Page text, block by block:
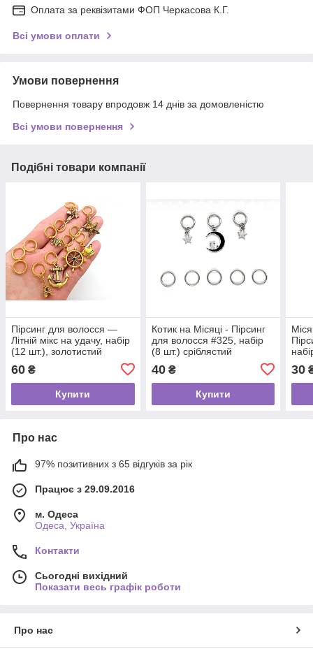
Оплата за реквізитами ФОП Черкасова К.Г.
Всі умови оплати
Умови повернення
Повернення товару впродовж 14 днів за домовленістю
Всі умови повернення
Подібні товари компанії
Пірсинг для волосся —
Літній мікс на удачу, набір
(12 шт.), золотистий
60 ₴
Купити
Котик на Місяці - Пірсинг
для волосся #325, набір
(8 шт.) сріблястий
40₴
Купити
30
Про нас
97% позитивних з 65 відгуків за рік
Працює з 29.09.2016
м. Одеса
Одеса, Україна
Контакти
Сьогодні вихідний
Показати весь графік роботи
Про нас